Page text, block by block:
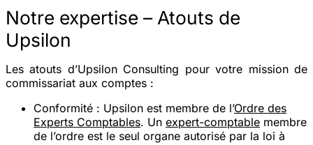
Notre expertise – Atouts de
Upsilon
Les atouts d’Upsilon Consulting pour votre mission de
commissariat aux comptes :
Conformité : Upsilon est membre de l’Ordre des
Experts Comptables. Un expert-comptable membre
de l’ordre est le seul organe autorisé par la loi à